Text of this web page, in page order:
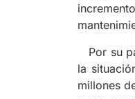
Por su
la
millones